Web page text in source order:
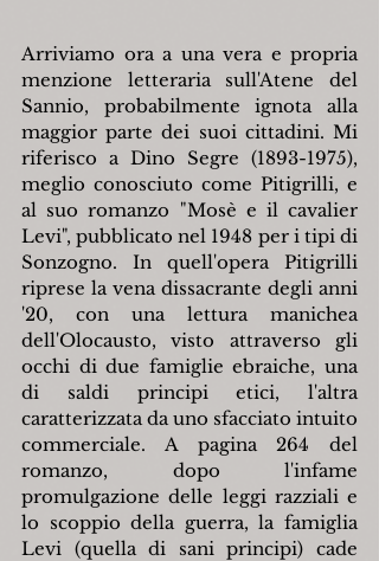
Arriviamo ora a una vera e propria
menzione letteraria sull'Atene del
Sannio, probabilmente ignota alla
maggior parte dei suoi cittadini. Mi
riferisco a Dino Segre (1893-1975),
meglio conosciuto come Pitigrilli, e
al suo romanzo "Mosè e il cavalier
Levi", pubblicato nel 1948 per i tipi di
Sonzogno. In quell'opera Pitigrilli
riprese la vena dissacrante degli anni
'20, con una lettura manichea
dell'Olocausto, visto attraverso gli
occhi di due famiglie ebraiche, una
di saldi principi etici, l'altra
caratterizzata da uno sfacciato intuito
commerciale. A pagina 264 del
romanzo, dopo l'infame
promulgazione delle leggi razziali e
lo scoppio della guerra, la famiglia
Levi (quella di sani principi) cade